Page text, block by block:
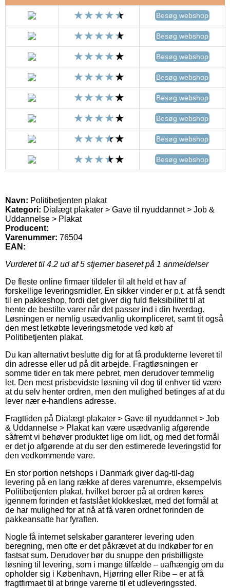
Besøg webshop
Besøg webshop
Besøg webshop
Besøg webshop
Besøg webshop
Besøg webshop
Besøg webshop
Besøg webshop
Navn: Politibetjenten plakat
Kategori: Dialægt plakater > Gave til nyuddannet > Job &
Uddannelse > Plakat
Producent:
Varenummer: 76504
EAN:
Vurderet til 4.2 ud af 5 stjerner baseret på 1 anmeldelser
De fleste online firmaer tildeler til alt held et hav af
forskellige leveringsmidler. En sikker vinder er p.t. at få sendt
til en pakkeshop, fordi det giver dig fuld fleksibilitet til at
hente de bestilte varer når det passer ind i din hverdag.
Løsningen er nemlig usædvanlig ukompliceret, samt tit også
den mest letkøbte leveringsmetode ved køb af
Politibetjenten plakat.
Du kan alternativt beslutte dig for at få produkterne leveret til
din adresse eller ud på dit arbejde. Fragtløsningen er
somme tider en tak mere pebret, men derudover temmelig
let. Den mest prisbevidste løsning vil dog til enhver tid være
at du selv henter ordren, men den mulighed betinges af at du
lever nær e-handlens adresse.
Fragttiden på Dialægt plakater > Gave til nyuddannet > Job
& Uddannelse > Plakat kan være usædvanlig afgørende
såfremt vi behøver produktet lige om lidt, og med det formål
er det jo afgørende at du ser den estimerede leveringstid for
den vedkommende vare.
En stor portion netshops i Danmark giver dag-til-dag
levering på en lang række af deres varenumre, eksempelvis
Politibetjenten plakat, hvilket beroer på at ordren køres
igennem forinden et fastslået klokkeslæt, med det formål at
de har mulighed for at nå at få varen ordnet forinden de
pakkeansatte har fyraften.
Nogle få internet selskaber garanterer levering uden
beregning, men ofte er det påkrævet at du indkøber for en
fastsat sum. Derudover bør du snuppe den prisbilligste
løsning til levering, som i mange tilfælde – uafhængig om du
opholder sig i København, Hjørring eller Ribe – er at få
fragtfirmaet til at bringe varerne til et udleveringssted.